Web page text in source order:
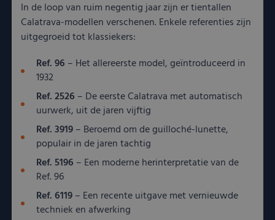
In de loop van ruim negentig jaar zijn er tientallen
Calatrava-modellen verschenen. Enkele referenties zijn
uitgegroeid tot klassiekers:
Ref. 96 – Het allereerste model, geïntroduceerd in
1932
Ref. 2526 – De eerste Calatrava met automatisch
uurwerk, uit de jaren vijftig
Ref. 3919– Beroemd om de guilloché-lunette,
populair in de jaren tachtig
Ref. 5196 – Een moderne herinterpretatie van de
Ref. 96
Ref. 6119– Een recente uitgave met vernieuwde
techniek en afwerking